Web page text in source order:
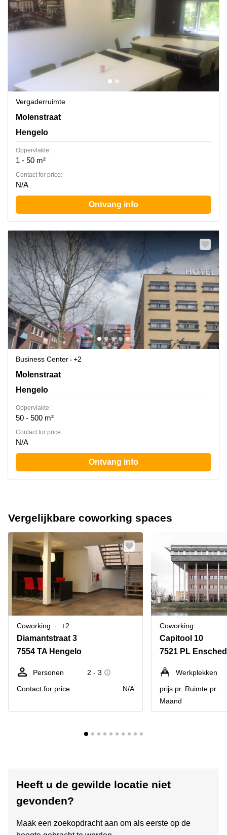
Vergaderruimte
Molenstraat 20, Hengelo
Molenstraat
Hengelo
Oppervlakte:
1 - 50 m²
Contact for price:
N/A
Ontvang info
Business Center
+2
Molenstraat 20, Hengelo
Molenstraat
Hengelo
Oppervlakte:
50 - 500 m²
Contact for price:
N/A
Ontvang info
Vergelijkbare coworking spaces
Coworking +2
Diamantstraat 3
7554 TA Hengelo
Personen
2 - 3
Contact for price
N/A
Coworking
Capitool 10
7521 PL
Werkplekken
prijs pr. Ruimte pr.
Maand
Heeft u de gewilde locatie niet
gevonden?
Maak een zoekopdracht aan om als eerste op de